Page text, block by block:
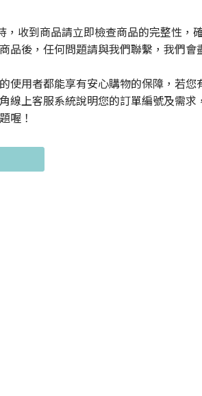
收到商品請立即檢查商品的完整性，
品後，任何問題請與我們聯繫，我們會
使用者都能享有安心購物的保障，若您
線上客服系統說明您的訂單編號及需求，
喔！